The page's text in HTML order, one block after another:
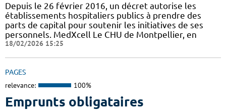
Depuis le 26 février 2016, un décret autorise les
établissements hospitaliers publics à prendre des
parts de capital pour soutenir les initiatives de ses
personnels. MedXcell Le CHU de Montpellier, en
18/02/2026 15:25
PAGES
relevance: 100%
Emprunts obligataires